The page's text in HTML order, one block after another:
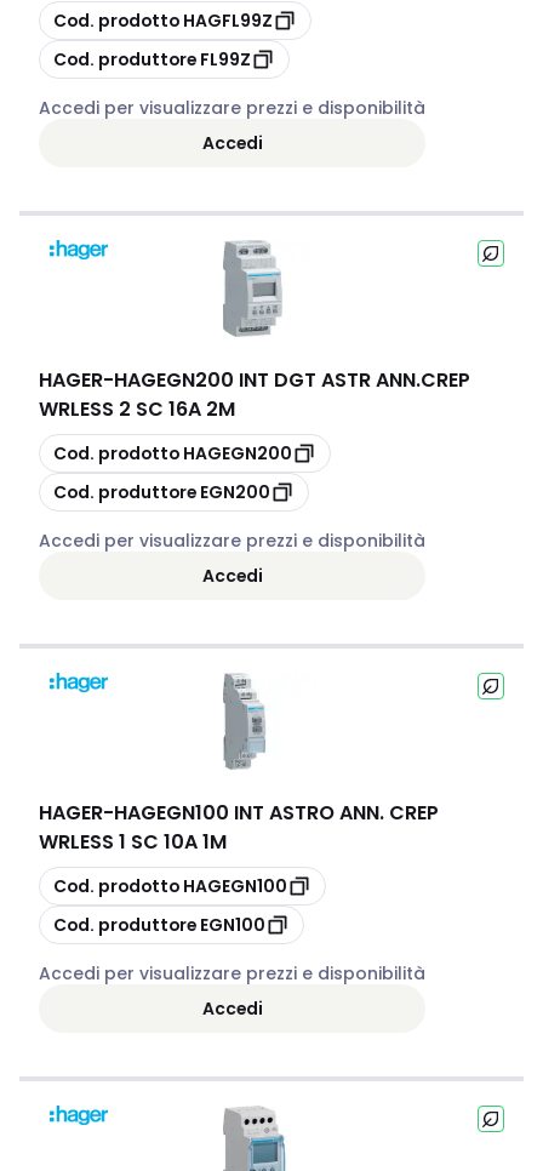
copia
Cod. prodotto HAGFL99Z
copia
Cod. produttore FL99Z
Accedi per visualizzare prezzi e disponibilità
Accedi
HAGER-HAGEGN200 INT DGT ASTR ANN.CREP
WRLESS 2 SC 16A 2M
copia
Cod. prodotto HAGEGN200
copia
Cod. produttore EGN200
Accedi per visualizzare prezzi e disponibilità
Accedi
HAGER-HAGEGN100 INT ASTRO ANN. CREP
WRLESS 1 SC 10A 1M
copia
Cod. prodotto HAGEGN100
copia
Cod. produttore EGN100
Accedi per visualizzare prezzi e disponibilità
Accedi